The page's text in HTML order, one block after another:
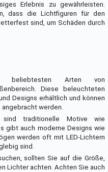
Erlebnis zu gewährleisten.
dass die Lichtfiguren für den
sind, um Schäden durch
beliebtesten Arten von
Diese beleuchteten
Designs erhältlich und können
angebracht werden.
traditionelle Motive wie
gibt auch moderne Designs wie
werden oft mit LED-Lichtern
sind.
sollten Sie auf die Größe,
Lichter achten. Achten Sie auch